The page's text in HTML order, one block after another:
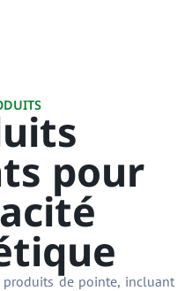
pour
de pointe, incluant